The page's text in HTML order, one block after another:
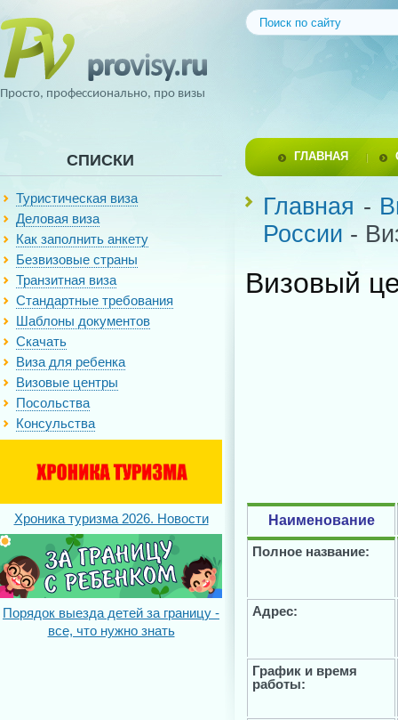
Просто, профессионально, про визы
СПИСКИ
Туристическая виза
Деловая виза
Как заполнить анкету
Безвизовые страны
Транзитная виза
Стандартные требования
Шаблоны документов
Скачать
Виза для ребенка
Визовые центры
Посольства
Консульства
Хроника туризма 2026. Новости
Порядок выезда детей за границу -
все, что нужно знать
ГЛАВНАЯ
Главная -
России -
Визовый
Наименование
Полное название:
Адрес:
График и время
работы: